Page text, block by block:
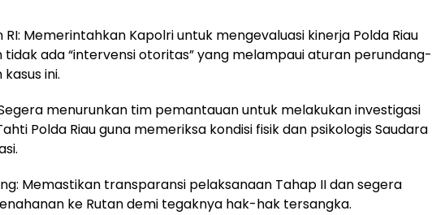
RI: Memerintahkan Kapolri untuk mengevaluasi kinerja Polda Riau
ada “intervensi otoritas” yang melampaui aturan perundang-
ini.
menurunkan tim pemantauan untuk melakukan investigasi
Polda Riau guna memeriksa kondisi fisik dan psikologis Saudara
Memastikan transparansi pelaksanaan Tahap II dan segera
ke Rutan demi tegaknya hak-hak tersangka.